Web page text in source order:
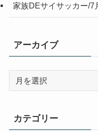
家族DEサイサッカー/7
アーカイブ
ブ
カテゴリー